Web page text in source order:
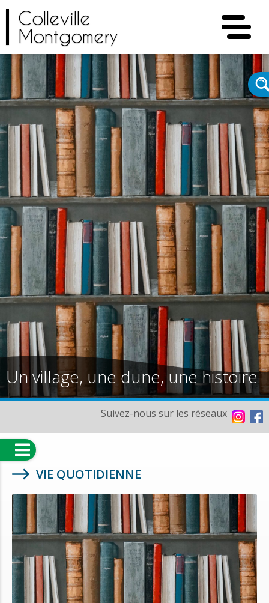
Colleville
Montgomery
Un village, une dune, une histoire
Suivez-nous sur les réseaux
VIE QUOTIDIENNE